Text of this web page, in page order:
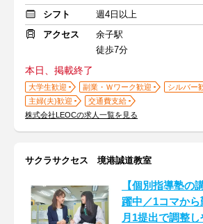
シフト
週4日以上
アクセス
余子駅
徒歩7分
本日、掲載終了
大学生歓迎 副業・Ｗワーク歓迎
シルバー
主婦(夫)歓迎
交通費支給
株式会社LEOCの求人一覧を見る
サクラサクセス 境港誠道教室
【個別指導塾の
躍中／1コマか
月1提出で調整し